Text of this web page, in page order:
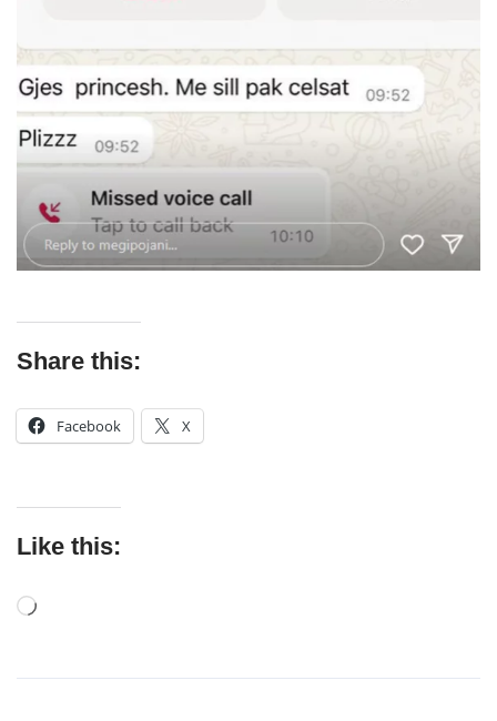
Share this:
Facebook X
Like this: